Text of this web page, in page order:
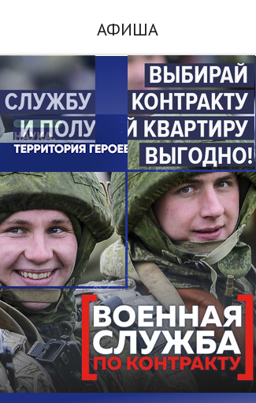
АФИША